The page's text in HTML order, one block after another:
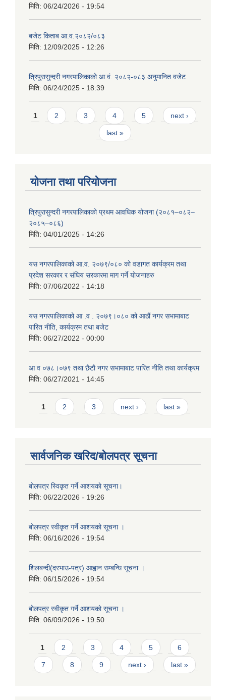
मिति: 06/24/2026 - 19:54
बजेट किताब आ.व.२०८२/०८३
मिति: 12/09/2025 - 12:26
त्रिपुरासुन्दरी नगरपालिकाको आ.वं. २०८२-०८३ अनुमानित वजेट
मिति: 06/24/2025 - 18:39
Pages
1 2 3 4 5 next ›
last »
योजना तथा परियोजना
त्रिपुरासुन्दरी नगरपालिकाको प्रथम आवधिक योजना (२०८१–०८२–
२०८५–०८६)
मिति: 04/01/2025 - 14:26
यस नगरपालिकाको आ.व. २०७९/०८० को वडागत कार्यक्रम तथा
प्रदेश सरकार र संघिय सरकारमा माग गर्ने याेजनाहरु
मिति: 07/06/2022 - 14:18
यस नगरपालिकाको आ‍ .व . २०७९।०८० को आठौं नगर सभामाबाट
पारित नीति, कार्यक्रम तथा बजेट
मिति: 06/27/2022 - 00:00
आ‍ व ०७८।०७९ तथा छैटाै नगर सभामाबाट पारित नीति तथा कार्यक्रम
मिति: 06/27/2021 - 14:45
Pages
1 2 3 next › last »
सार्वजनिक खरिद/बोलपत्र सूचना
बाेलपत्र स्विकृत गर्ने आशयकाे सूचना।
मिति: 06/22/2026 - 19:26
बोलपत्र स्वीकृत गर्ने आशयको सूचना ।
मिति: 06/16/2026 - 19:54
शिलबन्दी(दरभाउ-पत्र) आह्वान सम्बन्धि सूचना ।
मिति: 06/15/2026 - 19:54
बोलपत्र स्वीकृत गर्ने आशयको सूचना ।
मिति: 06/09/2026 - 19:50
Pages
1 2 3 4 5 6
7 8 9 next › last »